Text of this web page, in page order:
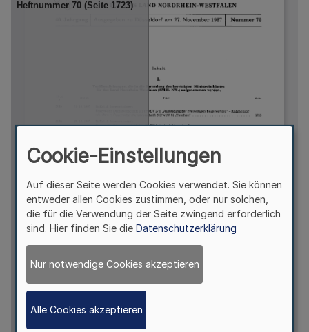
Cookie-Einstellungen
Auf dieser Seite werden Cookies verwendet. Sie können
entweder allen Cookies zustimmen, oder nur solchen,
die für die Verwendung der Seite zwingend erforderlich
sind. Hier finden Sie die Datenschutzerklärung
Nur notwendige Cookies akzeptieren
Alle Cookies akzeptieren